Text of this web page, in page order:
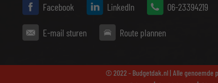
Facebook LinkedIn 06-23394219
E-mail sturen Route plannen
© 2022 - Budgetdak.nl | Alle genoemde